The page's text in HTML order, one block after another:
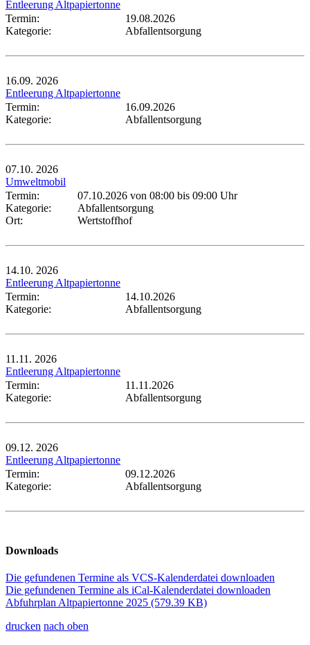
Entleerung Altpapiertonne
Termin:
19.08.2026
Kategorie:
Abfallentsorgung
16.09. 2026
Entleerung Altpapiertonne
Termin:
16.09.2026
Kategorie:
Abfallentsorgung
07.10. 2026
Umweltmobil
Termin:
07.10.2026 von 08:00 bis 09:00 Uhr
Kategorie:
Abfallentsorgung
Ort:
Wertstoffhof
14.10. 2026
Entleerung Altpapiertonne
Termin:
14.10.2026
Kategorie:
Abfallentsorgung
11.11. 2026
Entleerung Altpapiertonne
Termin:
11.11.2026
Kategorie:
Abfallentsorgung
09.12. 2026
Entleerung Altpapiertonne
Termin:
09.12.2026
Kategorie:
Abfallentsorgung
Downloads
Die gefundenen Termine als VCS-Kalenderdatei downloaden
Die gefundenen Termine als iCal-Kalenderdatei downloaden
Abfuhrplan Altpapiertonne 2025 (579.39 KB)
drucken nach oben